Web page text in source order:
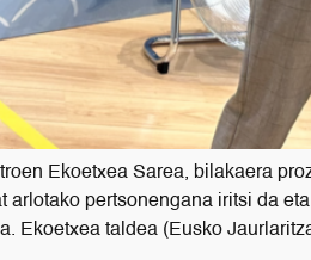
Ekoetxea Sarea, bilakaera
arlotako pertsonengana iritsi da
Ekoetxea taldea (Eusko